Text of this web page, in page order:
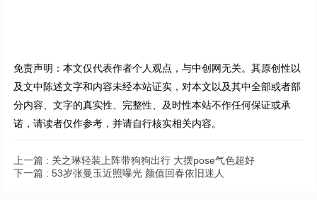
免责声明：本文仅代表作者个人观点，与中创网无关。其原创性以
及文中陈述文字和内容未经本站证实，对本文以及其中全部或者部
分内容、文字的真实性、完整性、及时性本站不作任何保证或承
诺，请读者仅作参考，并请自行核实相关内容。
上一篇 : 关之琳轻装上阵带狗狗出行 大摆pose气色超好
下一篇 : 53岁张曼玉近照曝光 颜值回春依旧迷人